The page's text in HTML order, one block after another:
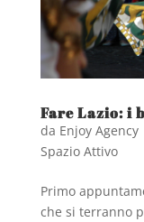
Fare Lazio: i
da Enjoy Agency
Spazio Attivo
Primo
che si terranno